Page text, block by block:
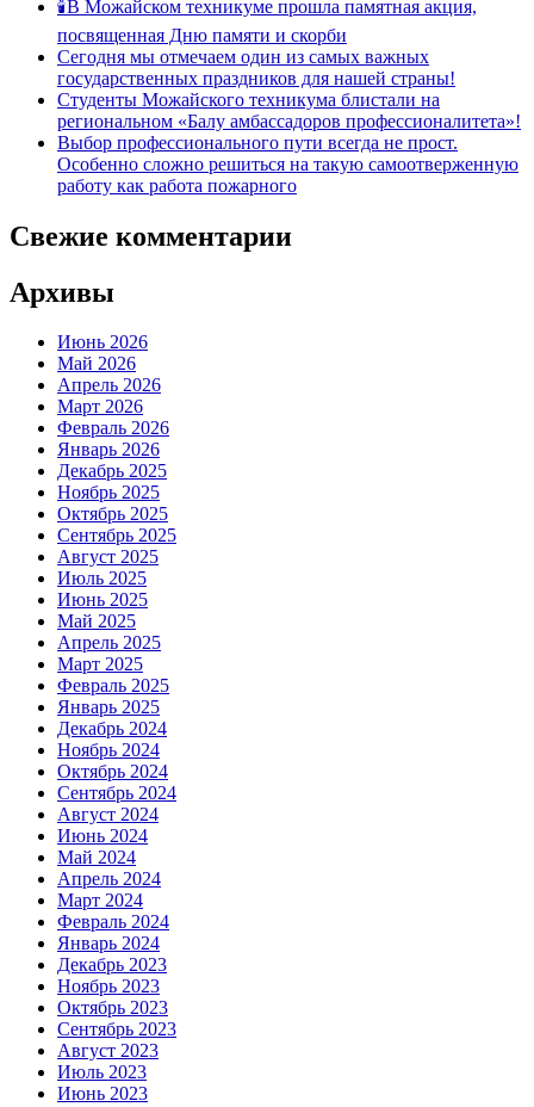
🕯В Можайском техникуме прошла памятная акция,
посвященная Дню памяти и скорби
Сегодня мы отмечаем один из самых важных
государственных праздников для нашей страны!
Студенты Можайского техникума блистали на
региональном «Балу амбассадоров профессионалитета»!
Выбор профессионального пути всегда не прост.
Особенно сложно решиться на такую самоотверженную
работу как работа пожарного
Свежие комментарии
Архивы
Июнь 2026
Май 2026
Апрель 2026
Март 2026
Февраль 2026
Январь 2026
Декабрь 2025
Ноябрь 2025
Октябрь 2025
Сентябрь 2025
Август 2025
Июль 2025
Июнь 2025
Май 2025
Апрель 2025
Март 2025
Февраль 2025
Январь 2025
Декабрь 2024
Ноябрь 2024
Октябрь 2024
Сентябрь 2024
Август 2024
Июнь 2024
Май 2024
Апрель 2024
Март 2024
Февраль 2024
Январь 2024
Декабрь 2023
Ноябрь 2023
Октябрь 2023
Сентябрь 2023
Август 2023
Июль 2023
Июнь 2023